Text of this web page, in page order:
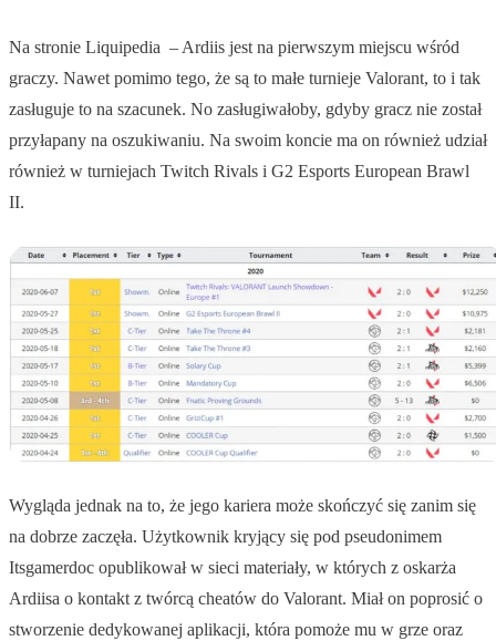
Na stronie Liquipedia – Ardiis jest na pierwszym miejscu wśród
graczy. Nawet pomimo tego, że są to małe turnieje Valorant, to i tak
zasługuje to na szacunek. No zasługiwałoby, gdyby gracz nie został
przyłapany na oszukiwaniu. Na swoim koncie ma on również udział
również w turniejach Twitch Rivals i G2 Esports European Brawl
II.
Wygląda jednak na to, że jego kariera może skończyć się zanim się
na dobrze zaczęła. Użytkownik kryjący się pod pseudonimem
Itsgamerdoc opublikował w sieci materiały, w których z oskarża
Ardiisa o kontakt z twórcą cheatów do Valorant. Miał on poprosić o
stworzenie dedykowanej aplikacji, która pomoże mu w grze oraz